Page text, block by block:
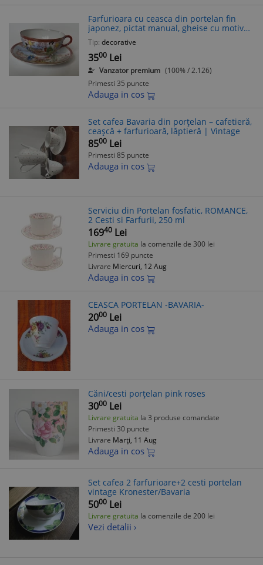
Farfurioara cu ceasca din portelan fin
japonez, pictat manual, gheise cu motive
florale (4)
Tip: decorative
3500 Lei
Vanzator premium (100% / 2.126)
Primesti 35 puncte
Adauga in cos
Set cafea Bavaria din porțelan – cafetieră,
ceașcă + farfurioară, lăptieră | Vintage
8500 Lei
Primesti 85 puncte
Adauga in cos
Serviciu din Portelan fosfatic, ROMANCE,
2 Cesti si Farfurii, 250 ml
16940 Lei
Livrare gratuita la comenzile de 300 lei
Primesti 169 puncte
Livrare Miercuri, 12 Aug
Adauga in cos
CEASCA PORTELAN -BAVARIA-
2000 Lei
Adauga in cos
Căni/cesti porțelan pink roses
3000 Lei
Livrare gratuita la 3 produse comandate
Primesti 30 puncte
Livrare Marți, 11 Aug
Adauga in cos
Set cafea 2 farfurioare+2 cesti portelan
vintage Kronester/Bavaria
5000 Lei
Livrare gratuita la comenzile de 200 lei
Vezi detalii ›